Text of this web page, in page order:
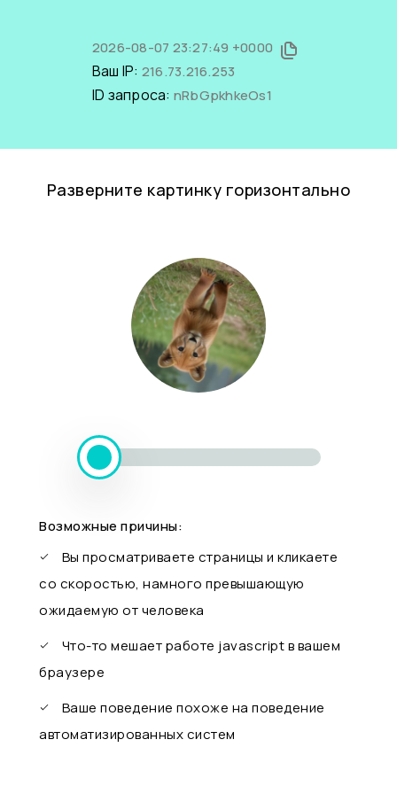
2026-08-07 23:27:49 +0000
Ваш IP: 216.73.216.253
ID запроса: nRbGpkhkeOs1
Разверните картинку горизонтально
Возможные причины:
Вы просматриваете страницы и кликаете
со скоростью, намного превышающую
ожидаемую от человека
Что-то мешает работе javascript в вашем
браузере
Ваше поведение похоже на поведение
автоматизированных систем